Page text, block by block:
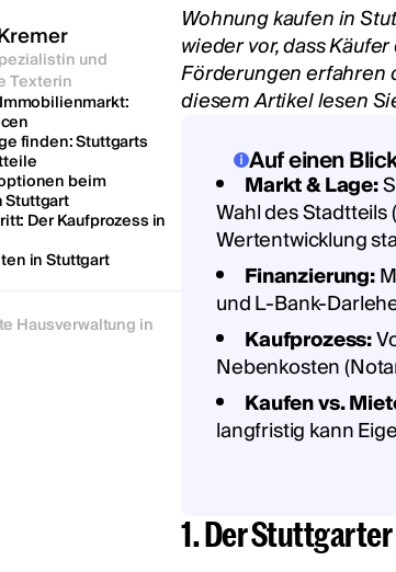
und
Texterin
finden: Stuttgarts
beim
Stuttgart
Der Kaufprozess in
in Stuttgart
Hausverwaltung in
Wohnung kaufen in
wieder vor, dass
Förderungen erfahren
diesem Artikel lesen
Auf einen
Markt & Lage:
Wahl des Stadtteils
Wertentwicklung
Finanzierung:
und L-Bank-
Kaufprozess:
Nebenkosten
Kaufen vs.
langfristig kann
1. Der